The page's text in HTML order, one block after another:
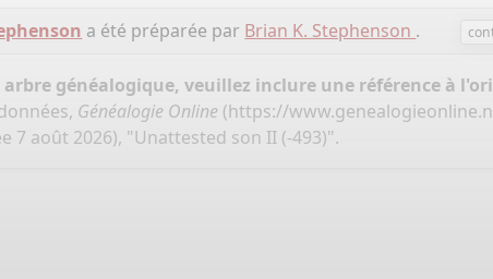
a été préparée par Brian K. Stephenson .
arbre généalogique, veuillez inclure une référence à
Généalogie Online (https://
7 août 2026), "Unattested son II (-493)".